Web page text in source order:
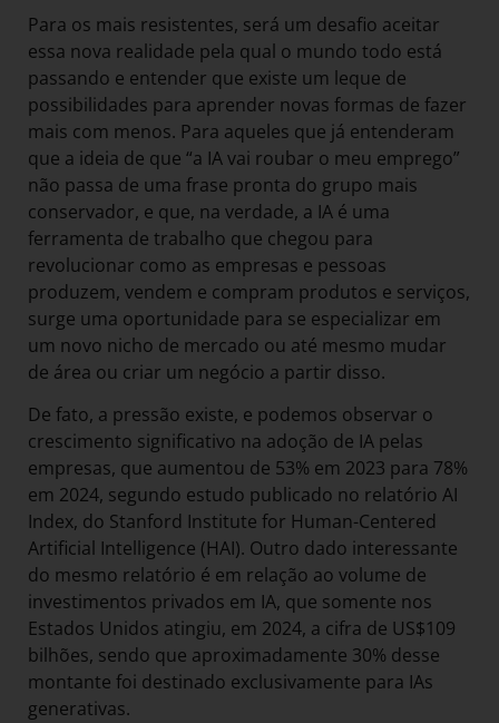
Para os mais resistentes, será um desafio aceitar
essa nova realidade pela qual o mundo todo está
passando e entender que existe um leque de
possibilidades para aprender novas formas de fazer
mais com menos. Para aqueles que já entenderam
que a ideia de que “a IA vai roubar o meu emprego”
não passa de uma frase pronta do grupo mais
conservador, e que, na verdade, a IA é uma
ferramenta de trabalho que chegou para
revolucionar como as empresas e pessoas
produzem, vendem e compram produtos e serviços,
surge uma oportunidade para se especializar em
um novo nicho de mercado ou até mesmo mudar
de área ou criar um negócio a partir disso.
De fato, a pressão existe, e podemos observar o
crescimento significativo na adoção de IA pelas
empresas, que aumentou de 53% em 2023 para 78%
em 2024, segundo estudo publicado no relatório AI
Index, do Stanford Institute for Human-Centered
Artificial Intelligence (HAI). Outro dado interessante
do mesmo relatório é em relação ao volume de
investimentos privados em IA, que somente nos
Estados Unidos atingiu, em 2024, a cifra de US$109
bilhões, sendo que aproximadamente 30% desse
montante foi destinado exclusivamente para IAs
generativas.